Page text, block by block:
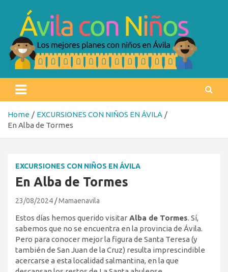
content
Ávila con niños
Home
EXCURSIONES CON NIÑOS EN ÁVILA
En Alba de Tormes
EXCURSIONES CON NIÑOS EN ÁVILA
En Alba de Tormes
23/08/2024 Mamaenavila
Estos días hemos querido visitar Alba de Tormes. Sí,
sabemos que no se encuentra en la provincia de Ávila.
Pero para conocer mejor la figura de Santa Teresa (y
también de San Juan de la Cruz) resulta imprescindible
acercarse a esta localidad salmantina, en la que